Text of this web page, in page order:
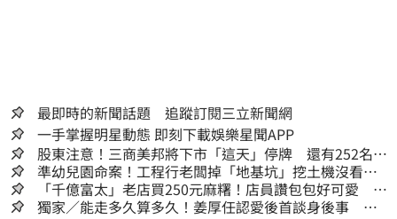
最即時的新聞話題 追蹤訂閱三立新聞網
一手掌握明星動態 即刻下載娛樂星聞APP
股東注意！三商美邦將下市「這天」停牌 還有252名千
張大戶
準幼兒園命案！工程行老闆掉「地基坑」挖土機沒看
到…下土石活埋他
「千億富太」老店買250元麻糬！店員讚包包好可愛 笑
回：我自己做的
獨家／能走多久算多久！姜厚任認愛後首談身後事